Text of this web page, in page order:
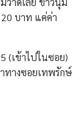
บาท แค่ค่า
(เข้าไปในซอย)
ทางซอยเทพรักษ์